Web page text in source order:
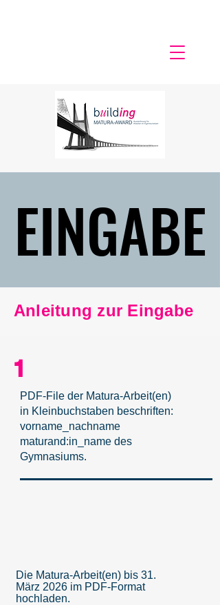
EINGABE
EINGABE
Anleitung zur Eingabe
1
PDF-File der Matura-Arbeit(en)
in Kleinbuchstaben beschriften:
vorname_nachname
maturand:in_name des
Gymnasiums.
Die Matura-Arbeit(en) bis 31.
März 2026 im PDF-Format
hochladen.